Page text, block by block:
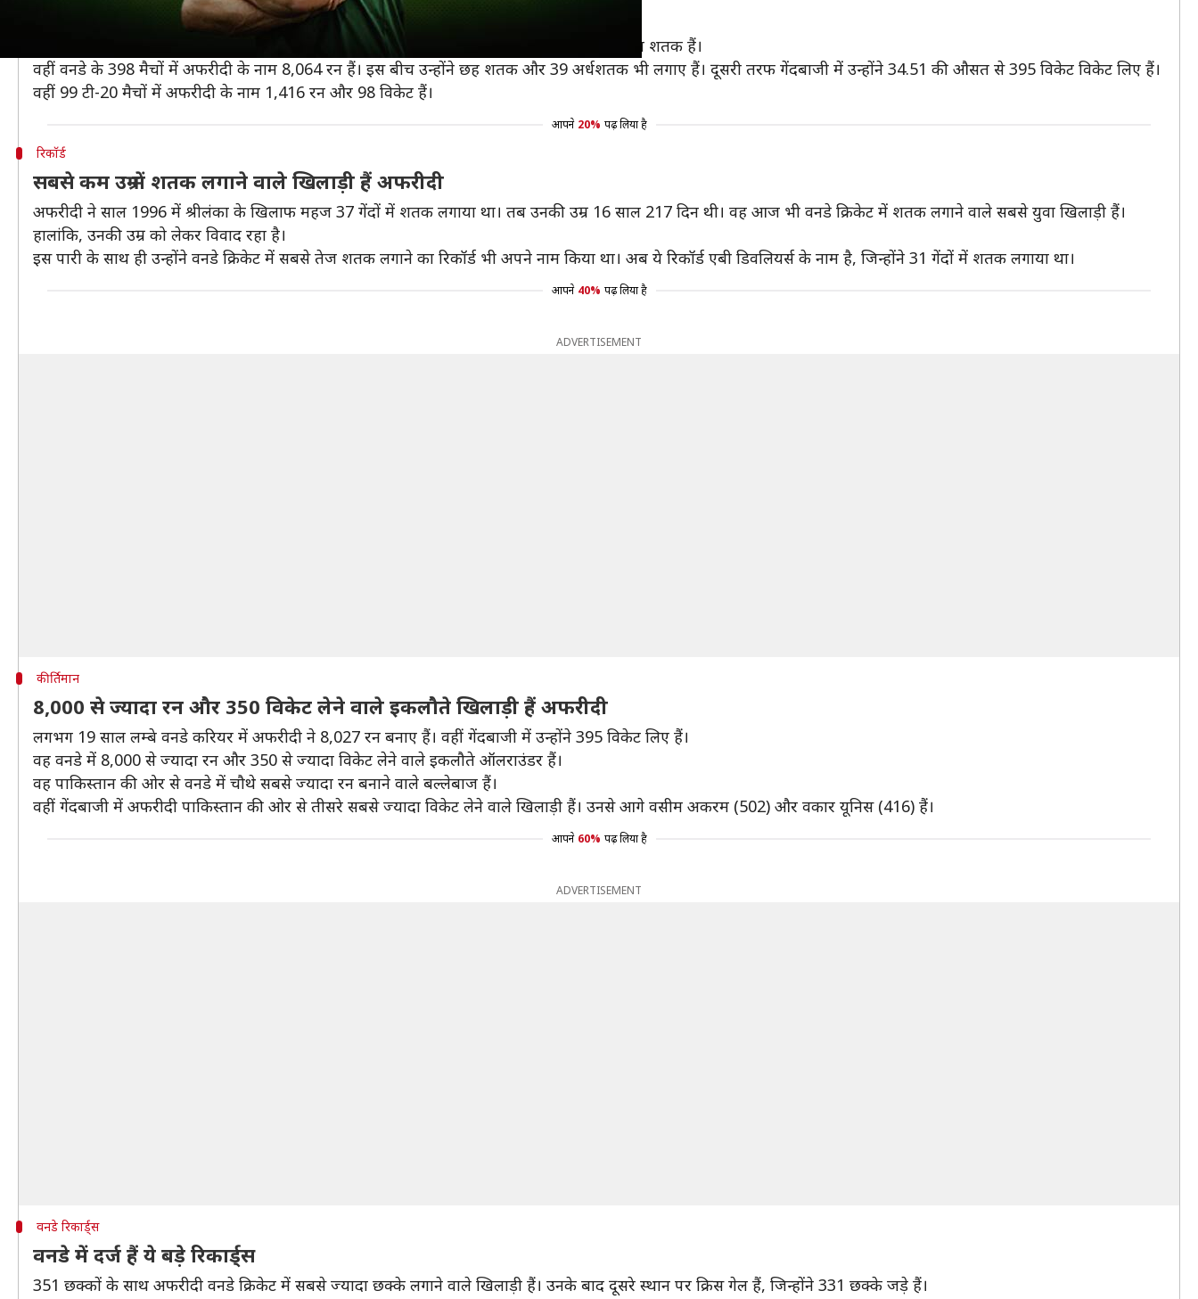
ऐसा रहा है अंतरराष्ट्रीय करियर
अफरीदी ने 27 टेस्ट मैचों में 36.51 की औसत से 1,716 रन और 48 विकेट लिए हैं। टेस्ट में उनके नाम पांच शतक हैं।
वहीं वनडे के 398 मैचों में अफरीदी के नाम 8,064 रन हैं। इस बीच उन्होंने छह शतक और 39 अर्धशतक भी लगाए हैं। दूसरी तरफ गेंदबाजी में उन्होंने 34.51 की औसत से 395 विकेट विकेट लिए हैं।
वहीं 99 टी-20 मैचों में अफरीदी के नाम 1,416 रन और 98 विकेट हैं।
आपने 20% पढ़ लिया है
रिकॉर्ड
सबसे कम उम्र में शतक लगाने वाले खिलाड़ी हैं अफरीदी
अफरीदी ने साल 1996 में श्रीलंका के खिलाफ महज 37 गेंदों में शतक लगाया था। तब उनकी उम्र 16 साल 217 दिन थी। वह आज भी वनडे क्रिकेट में शतक लगाने वाले सबसे युवा खिलाड़ी हैं।
हालांकि, उनकी उम्र को लेकर विवाद रहा है।
इस पारी के साथ ही उन्होंने वनडे क्रिकेट में सबसे तेज शतक लगाने का रिकॉर्ड भी अपने नाम किया था। अब ये रिकॉर्ड एबी डिवलियर्स के नाम है, जिन्होंने 31 गेंदों में शतक लगाया था।
आपने 40% पढ़ लिया है
ADVERTISEMENT
कीर्तिमान
8,000 से ज्यादा रन और 350 विकेट लेने वाले इकलौते खिलाड़ी हैं अफरीदी
लगभग 19 साल लम्बे वनडे करियर में अफरीदी ने 8,027 रन बनाए हैं। वहीं गेंदबाजी में उन्होंने 395 विकेट लिए हैं।
वह वनडे में 8,000 से ज्यादा रन और 350 से ज्यादा विकेट लेने वाले इकलौते ऑलराउंडर हैं।
वह पाकिस्तान की ओर से वनडे में चौथे सबसे ज्यादा रन बनाने वाले बल्लेबाज हैं।
वहीं गेंदबाजी में अफरीदी पाकिस्तान की ओर से तीसरे सबसे ज्यादा विकेट लेने वाले खिलाड़ी हैं। उनसे आगे वसीम अकरम (502) और वकार यूनिस (416) हैं।
आपने 60% पढ़ लिया है
ADVERTISEMENT
वनडे रिकार्ड्स
वनडे में दर्ज हैं ये बड़े रिकार्ड्स
351 छक्कों के साथ अफरीदी वनडे क्रिकेट में सबसे ज्यादा छक्के लगाने वाले खिलाड़ी हैं। उनके बाद दूसरे स्थान पर क्रिस गेल हैं, जिन्होंने 331 छक्के जड़े हैं।